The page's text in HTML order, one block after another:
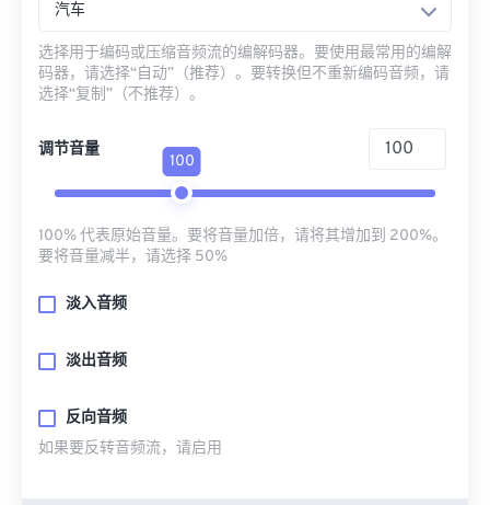
汽车
选择用于编码或压缩音频流的编解码器。要使用最常用的编解
码器，请选择“自动”（推荐）。要转换但不重新编码音频，请
选择“复制”（不推荐）。
调节音量
100
100% 代表原始音量。要将音量加倍，请将其增加到 200%。
要将音量减半，请选择 50%
淡入音频
淡出音频
反向音频
如果要反转音频流，请启用